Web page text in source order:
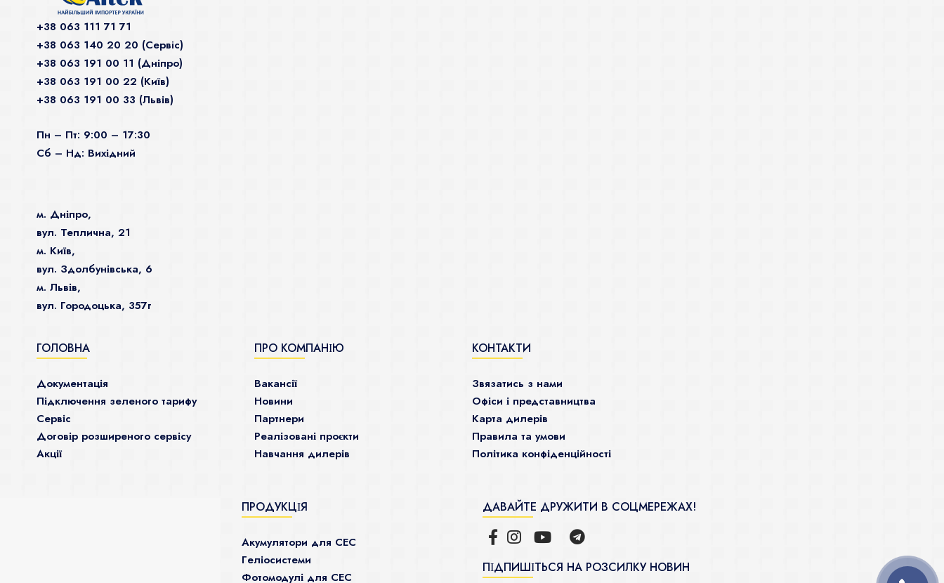
+38 063 111 71 71
+38 063 140 20 20 (Сервiс)
+38 063 191 00 11 (Дніпро)
+38 063 191 00 22 (Київ)
+38 063 191 00 33 (Львів)
Пн – Пт: 9:00 – 17:30
Сб – Нд: Вихідний
м. Дніпро,
вул. Теплична, 21
м. Київ,
вул. Здолбунівська, 6
м. Львів,
вул. Городоцька, 357г
ГОЛОВНА
Документація
Підключення зеленого тарифу
Сервіс
Договір розширеного сервісу
Акції
ПРО КОМПАНІЮ
Ваканcії
Новини
Партнери
Реалізовані проєкти
Навчання дилерів
КОНТАКТИ
Звязатись з нами
Офіси і представництва
Карта дилерів
Правила та умови
Політика конфіденційності
ПРОДУКЦІЯ
Акумулятори для СЕС
Гeліосистеми
Фотомодулі для СЕС
ДАВАЙТЕ ДРУЖИТИ В СОЦМЕРЕЖАХ!
ПІДПИШІТЬСЯ НА РОЗСИЛКУ НОВИН